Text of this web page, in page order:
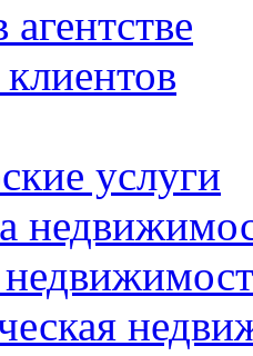
агентстве
услуги